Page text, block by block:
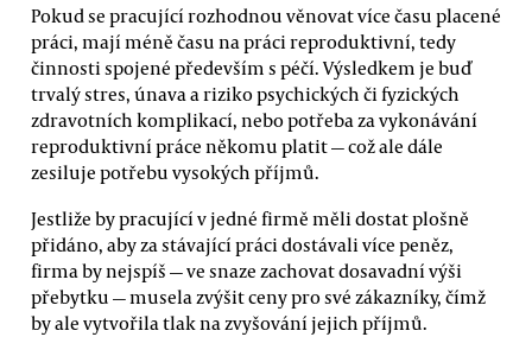
Pokud se pracující rozhodnou věnovat více času placené
práci, mají méně času na práci reproduktivní, tedy
činnosti spojené především s péčí. Výsledkem je buď
trvalý stres, únava a riziko psychických či fyzických
zdravotních komplikací, nebo potřeba za vykonávání
reproduktivní práce někomu platit — což ale dále
zesiluje potřebu vysokých příjmů.
Jestliže by pracující v jedné firmě měli dostat plošně
přidáno, aby za stávající práci dostávali více peněz,
firma by nejspíš — ve snaze zachovat dosavadní výši
přebytku — musela zvýšit ceny pro své zákazníky, čímž
by ale vytvořila tlak na zvyšování jejich příjmů.